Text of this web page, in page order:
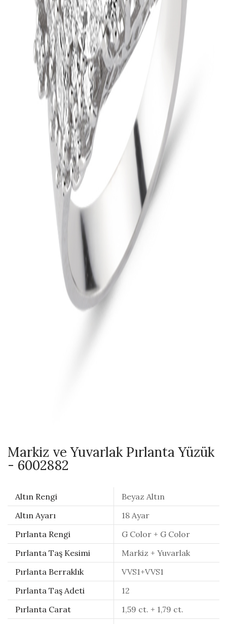
Markiz ve Yuvarlak Pırlanta Yüzük
- 6002882
Altın Rengi
Beyaz Altın
Altın Ayarı
18 Ayar
Pırlanta Rengi
G Color + G Color
Pırlanta Taş Kesimi
Markiz + Yuvarlak
Pırlanta Berraklık
VVS1+VVS1
Pırlanta Taş Adeti
12
Pırlanta Carat
1,59 ct. + 1,79 ct.